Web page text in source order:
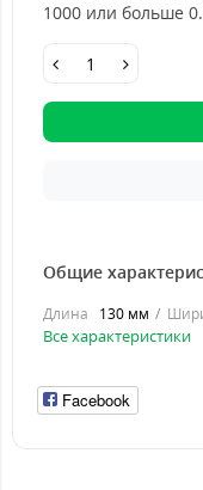
1000 или больше
Общие
Длина 130 мм
Все характеристики
Facebook